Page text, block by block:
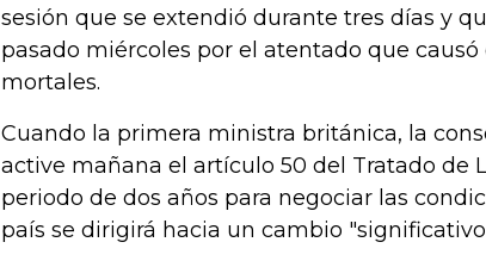
sesión que se extendió durante tres días y
pasado miércoles por el atentado que
mortales.
Cuando la primera ministra británica, la
active mañana el artículo 50 del Tratado de
periodo de dos años para negociar las
país se dirigirá hacia un cambio